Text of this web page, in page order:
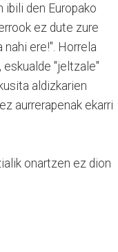
ibili den Europako
ez dute zure
ere!". Horrela
eskualde "jeltzale"
aldizkarien
aurrerapenak ekarri
onartzen ez dion